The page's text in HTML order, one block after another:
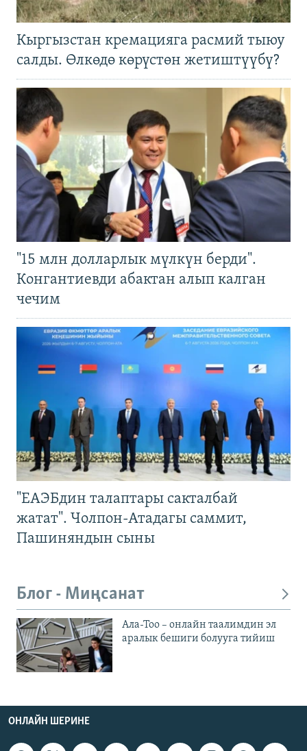
Кыргызстан кремацияга расмий тыюу
салды. Өлкөдө көрүстөн жетиштүүбү?
"15 млн долларлык мүлкүн берди".
Конгантиевди абактан алып калган
чечим
"ЕАЭБдин талаптары сакталбай
жатат". Чолпон-Атадагы саммит,
Пашиняндын сыны
Блог - Миңсанат
Ала-Тоо – онлайн таалимдин эл
аралык бешиги болууга тийиш
ОНЛАЙН ШЕРИНЕ